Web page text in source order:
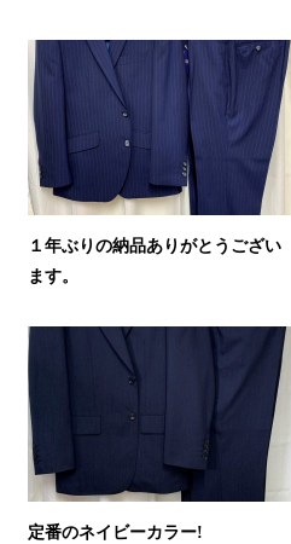
１年ぶりの納品ありがとうござい
ます。
定番のネイビーカラー!